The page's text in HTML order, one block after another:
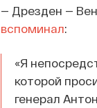
— Дрезден —
вспоминал:
«Я
которой
генерал